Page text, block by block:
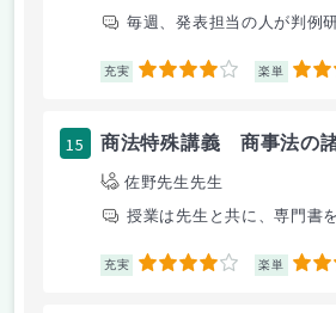
毎週、発表担当の人が判例
充実 4 楽単 3
15 商法特殊講義 商事法の
佐野先生先生
授業は先生と共に、専門書
充実 4 楽単 4